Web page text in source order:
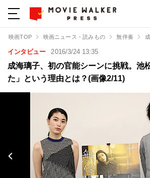
映画TOP 映画ニュース・読みもの 無伴奏
インタビュー 2016/3/24 13:35
成海璃子、初の官能シーンに挑戦。池
た」という理由とは？(画像2/11)